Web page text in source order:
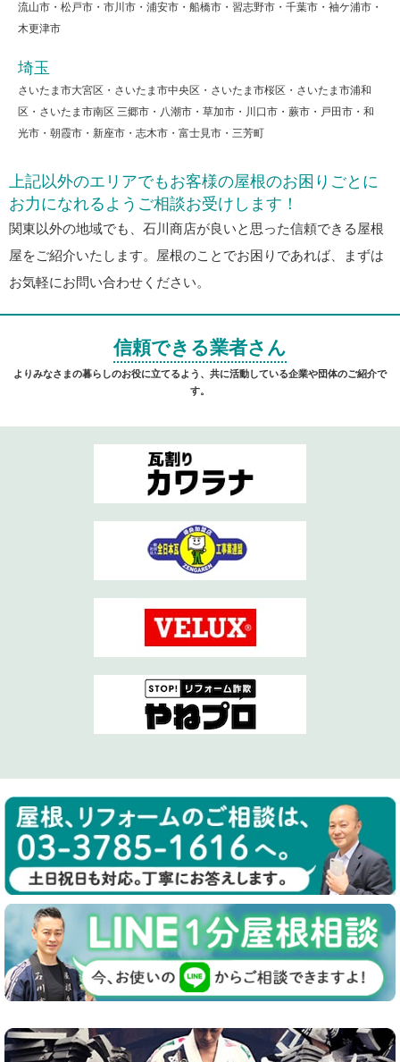
流山市・松戸市・市川市・浦安市・船橋市・習志野市・千葉市・袖ケ浦市・
木更津市
埼玉
さいたま市大宮区・さいたま市中央区・さいたま市桜区・さいたま市浦和
区・さいたま市南区 三郷市・八潮市・草加市・川口市・蕨市・戸田市・和
光市・朝霞市・新座市・志木市・富士見市・三芳町
上記以外のエリアでもお客様の屋根のお困りごとに
お力になれるようご相談お受けします！
関東以外の地域でも、石川商店が良いと思った信頼できる屋根
屋をご紹介いたします。屋根のことでお困りであれば、まずは
お気軽にお問い合わせください。
信頼できる業者さん
よりみなさまの暮らしのお役に立てるよう、共に活動している企業や団体のご紹介で
す。